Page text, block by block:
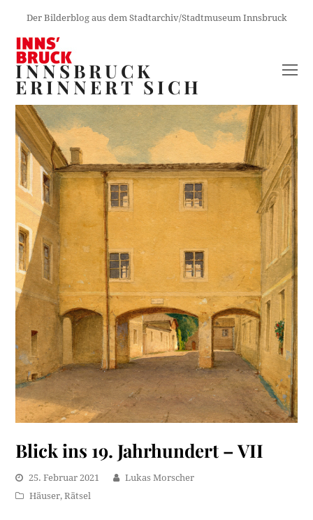
Der Bilderblog aus dem Stadtarchiv/Stadtmuseum Innsbruck
INNSBRUCK
ERINNERT SICH
Blick ins 19. Jahrhundert – VII
25. Februar 2021
Lukas Morscher
Häuser,Rätsel